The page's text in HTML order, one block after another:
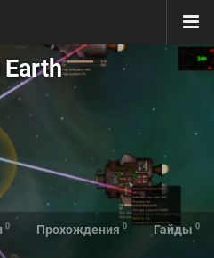
0 Прохождения 0 Гайды 0